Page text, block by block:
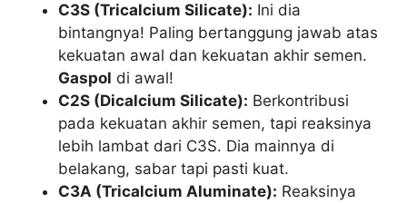
C3S (Tricalcium Silicate): Ini dia
bintangnya! Paling bertanggung jawab atas
kekuatan awal dan kekuatan akhir semen.
Gaspol di awal!
C2S (Dicalcium Silicate): Berkontribusi
pada kekuatan akhir semen, tapi reaksinya
lebih lambat dari C3S. Dia mainnya di
belakang, sabar tapi pasti kuat.
C3A (Tricalcium Aluminate): Reaksinya